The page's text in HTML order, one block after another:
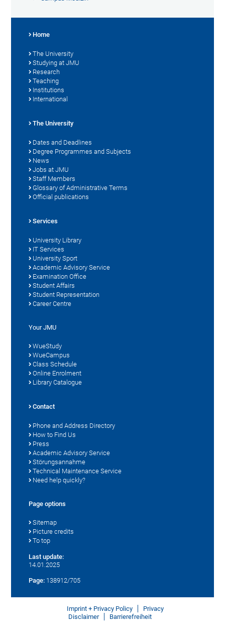
Home
The University
Studying at JMU
Research
Teaching
Institutions
International
The University
Dates and Deadlines
Degree Programmes and Subjects
News
Jobs at JMU
Staff Members
Glossary of Administrative Terms
Official publications
Services
University Library
IT Services
University Sport
Academic Advisory Service
Examination Office
Student Affairs
Student Representation
Career Centre
Your JMU
WueStudy
WueCampus
Class Schedule
Online Enrolment
Library Catalogue
Contact
Phone and Address Directory
How to Find Us
Press
Academic Advisory Service
Störungsannahme
Technical Maintenance Service
Need help quickly?
Page options
Sitemap
Picture credits
To top
Last update:
14.01.2025
Page: 138912/705
Imprint + Privacy Policy
Privacy
Disclaimer
Barrierefreiheit